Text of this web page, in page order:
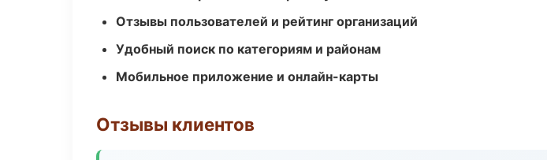
Отзывы пользователей и рейтинг организаций
Удобный поиск по категориям и районам
Мобильное приложение и онлайн-карты
Отзывы клиентов